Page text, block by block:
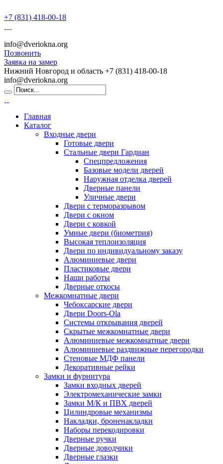
+7 (831) 418-00-18
info@dveriokna.org
Позвонить
Заявка на замер
Нижний Новгород и область +7 (831) 418-00-18
info@dveriokna.org
Главная
Каталог
Входные двери
Готовые двери
Стальные двери Гардиан
Спецпредложения
Базовые модели дверей
Наружная отделка дверей
Дверные панели
Уличные двери
Двери с терморазрывом
Двери с окном
Двери с ковкой
Умные двери (биометрия)
Высокая теплоизоляция
Двери по индивидуальному заказу
Алюминиевые двери
Пластиковые двери
Наши работы
Дверные откосы
Межкомнатные двери
Чебоксарские двери
Двери Doors-Ola
Системы открывания дверей
Скрытые межкомнатные двери
Алюминиевые межкомнатные двери
Алюминиевые раздвижные перегородки
Стеновые МДФ панели
Декоративные рейки
Замки и фурнитура
Замки входных дверей
Электромеханические замки
Замки М/К и ПВХ дверей
Цилиндровые механизмы
Накладки, броненакладки
Наборы перекодировки
Дверные ручки
Дверные доводчики
Дверные глазки